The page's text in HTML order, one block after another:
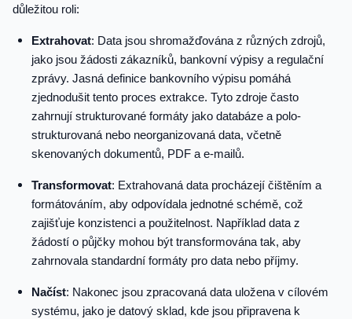
důležitou roli:
Extrahovat: Data jsou shromažďována z různých zdrojů,
jako jsou žádosti zákazníků, bankovní výpisy a regulační
zprávy. Jasná definice bankovního výpisu pomáhá
zjednodušit tento proces extrakce. Tyto zdroje často
zahrnují strukturované formáty jako databáze a polo-
strukturovaná nebo neorganizovaná data, včetně
skenovaných dokumentů, PDF a e-mailů.
Transformovat: Extrahovaná data procházejí čištěním a
formátováním, aby odpovídala jednotné schémě, což
zajišťuje konzistenci a použitelnost. Například data z
žádostí o půjčky mohou být transformována tak, aby
zahrnovala standardní formáty pro data nebo příjmy.
Načíst: Nakonec jsou zpracovaná data uložena v cílovém
systému, jako je datový sklad, kde jsou připravena k